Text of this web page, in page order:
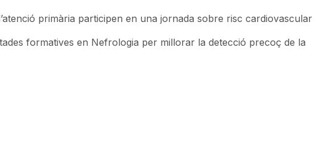
primària participen en una jornada sobre risc cardiovascular
formatives en Nefrologia per millorar la detecció precoç de la